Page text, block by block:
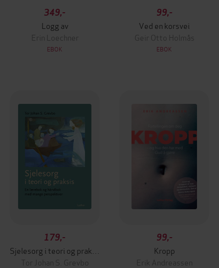
349,-
Logg av
Erin Loechner
EBOK
99,-
Ved en korsvei
Geir Otto Holmås
EBOK
179,-
Tor Johan S. Grevbo
99,-
Kropp
Erik Andreassen